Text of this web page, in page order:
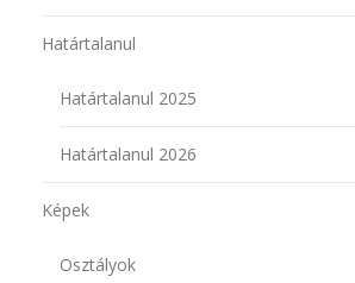
Határtalanul
Határtalanul 2025
Határtalanul 2026
Képek
Osztályok